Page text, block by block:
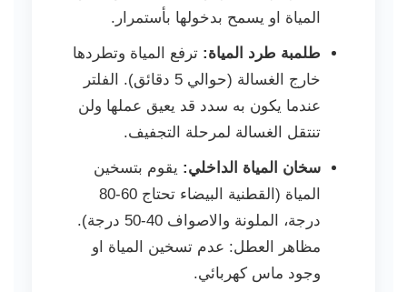
المياة او يسمح بدخولها بأستمرار.
طلمبة طرد المياة: ترفع المياة وتطردها
خارج الغسالة (حوالي 5 دقائق). الفلتر
عندما يكون به سدد قد يعيق عملها ولن
تنتقل الغسالة لمرحلة التجفيف.
سخان المياة الداخلي: يقوم بتسخين
المياة (القطنية البيضاء تحتاج 60-80
درجة، الملونة والاصواف 40-50 درجة).
مظاهر العطل: عدم تسخين المياة او
وجود ماس كهربائي.